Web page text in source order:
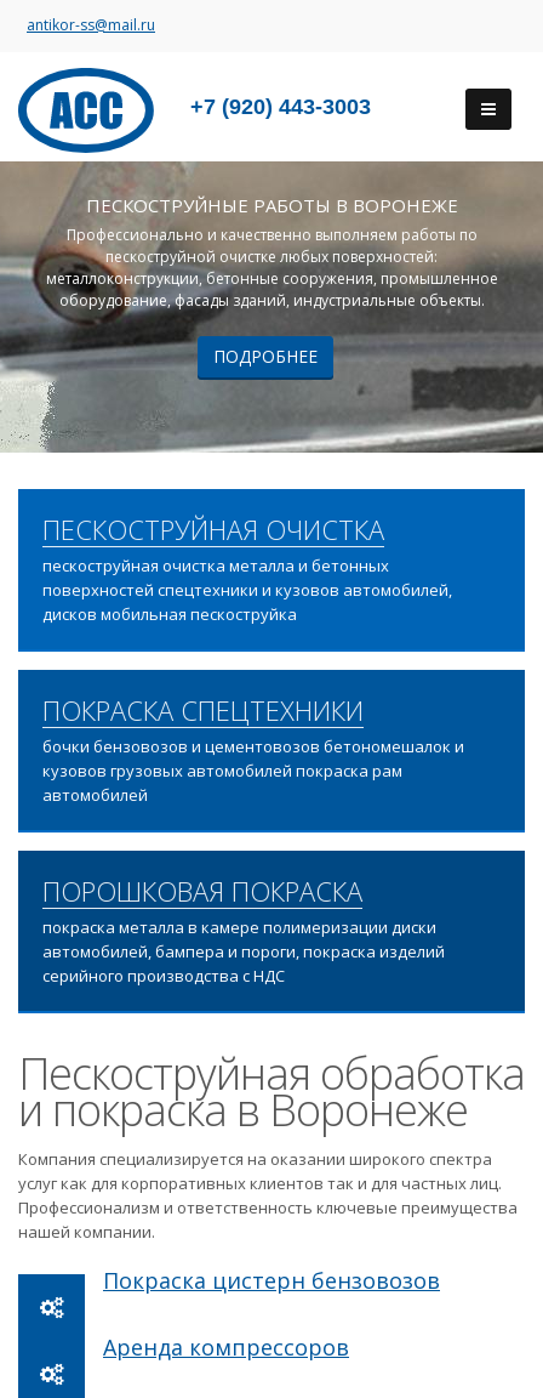
antikor-ss@mail.ru
+7 (920) 443-3003
ПЕСКОСТРУЙНЫЕ РАБОТЫ В ВОРОНЕЖЕ
Профессионально и качественно выполняем работы по
пескоструйной очистке любых поверхностей:
металлоконструкции, бетонные сооружения, промышленное
оборудование, фасады зданий, индустриальные объекты.
ПОДРОБНЕЕ
ПЕСКОСТРУЙНАЯ ОЧИСТКА
пескоструйная очистка металла и бетонных
поверхностей спецтехники и кузовов автомобилей,
дисков мобильная пескоструйка
ПОКРАСКА СПЕЦТЕХНИКИ
бочки бензовозов и цементовозов бетономешалок и
кузовов грузовых автомобилей покраска рам
автомобилей
ПОРОШКОВАЯ ПОКРАСКА
покраска металла в камере полимеризации диски
автомобилей, бампера и пороги, покраска изделий
серийного производства с НДС
Пескоструйная обработка
и покраска в Воронеже
Компания специализируется на оказании широкого спектра
услуг как для корпоративных клиентов так и для частных лиц.
Профессионализм и ответственность ключевые преимущества
нашей компании.
Покраска цистерн бензовозов
Аренда компрессоров